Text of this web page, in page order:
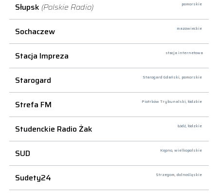
Słupsk (Polskie Radio) pomorskie
Sochaczew mazowieckie
Stacja Impreza stacja internetowa
Starogard Starogard Gdański, pomorskie
Strefa FM Piotrków Trybunalski, łódzkie
Studenckie Radio Żak Łódź, łódzkie
SUD Kępno, wielkopolskie
Sudety24 Strzegom, dolnośląskie